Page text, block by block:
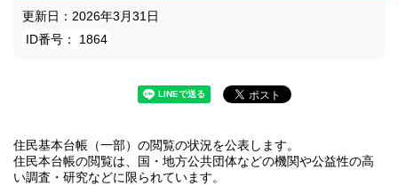
更新日：2026年3月31日
ID番号： 1864
住民基本台帳（一部）の閲覧の状況を公表します。
住民本台帳の閲覧は、国・地方公共団体などの機関や公益性の高
い調査・研究などに限られています。